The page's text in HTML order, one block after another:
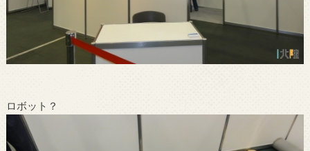
ロボット？